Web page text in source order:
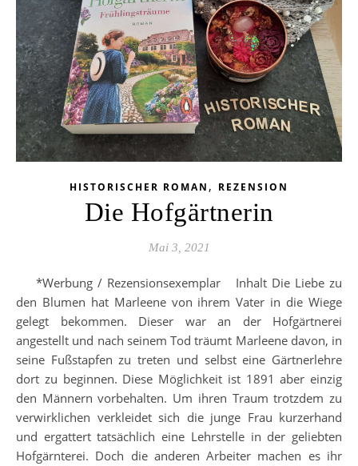
HISTORISCHER ROMAN , REZENSION
Die Hofgärtnerin
Mai 3, 2021
*Werbung / Rezensionsexemplar Inhalt Die Liebe zu
den Blumen hat Marleene von ihrem Vater in die Wiege
gelegt bekommen. Dieser war an der Hofgärtnerei
angestellt und nach seinem Tod träumt Marleene davon, in
seine Fußstapfen zu treten und selbst eine Gärtnerlehre
dort zu beginnen. Diese Möglichkeit ist 1891 aber einzig
den Männern vorbehalten. Um ihren Traum trotzdem zu
verwirklichen verkleidet sich die junge Frau kurzerhand
und ergattert tatsächlich eine Lehrstelle in der geliebten
Hofgärnterei. Doch die anderen Arbeiter machen es ihr